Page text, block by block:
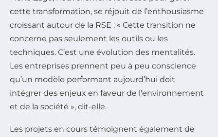
cette transformation, se réjouit de l’enthousiasme
croissant autour de la RSE : « Cette transition ne
concerne pas seulement les outils ou les
techniques. C’est une évolution des mentalités.
Les entreprises prennent peu à peu conscience
qu’un modèle performant aujourd’hui doit
intégrer des enjeux en faveur de l’environnement
et de la société », dit-elle.
Les projets en cours témoignent également de